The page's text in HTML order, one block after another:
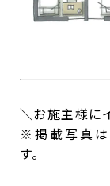
＼お施主様に
※掲載写真
す。